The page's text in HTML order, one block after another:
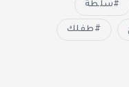
سلطة
طفلك